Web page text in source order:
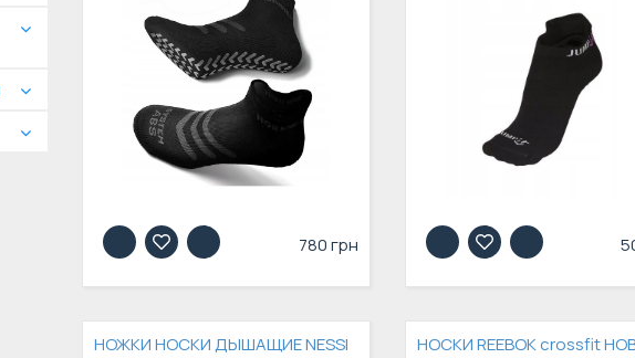
780 грн
НОЖКИ НОСКИ ДЫШАЩИЕ NESSI
НОСКИ REEBOK crossfit